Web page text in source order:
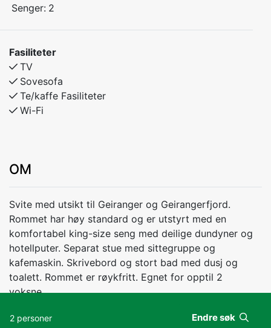
Senger: 2
Fasiliteter
TV
Sovesofa
Te/kaffe Fasiliteter
Wi-Fi
OM
Svite med utsikt til Geiranger og Geirangerfjord.
Rommet har høy standard og er utstyrt med en
komfortabel king-size seng med deilige dundyner og
hotellputer. Separat stue med sittegruppe og
kafemaskin. Skrivebord og stort bad med dusj og
toalett. Rommet er røykfritt. Egnet for opptil 2
voksne.
2 personer Endre søk